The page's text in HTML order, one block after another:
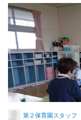
第２保育園スタッフ